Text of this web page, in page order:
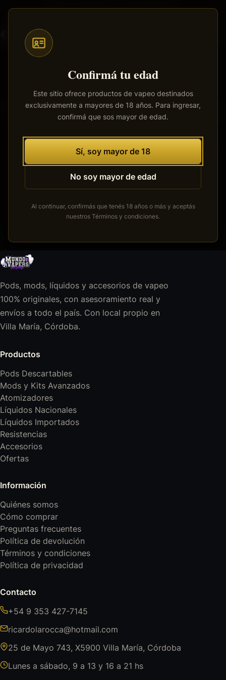
Confirmá tu edad
Este sitio ofrece productos de vapeo destinados
exclusivamente a mayores de 18 años. Para ingresar,
confirmá que sos mayor de edad.
Sí, soy mayor de 18
No soy mayor de edad
Al continuar, confirmás que tenés 18 años o más y aceptás
nuestros Términos y condiciones.
Saltar
contenido
principal
Envíos a todo el país· 100% productos originales
Tenemos grandes proyectos
Se está cocinando algo grande. Nuestra tienda está en
obras y pronto abrirá sus puertas.
Pods, mods, líquidos y accesorios de vapeo
100% originales, con asesoramiento real y
envíos a todo el país. Con local propio en
Villa María, Córdoba.
Productos
Pods Descartables
Mods y Kits Avanzados
Atomizadores
Líquidos Nacionales
Líquidos Importados
Resistencias
Accesorios
Ofertas
Información
Quiénes somos
Cómo comprar
Preguntas frecuentes
Política de devolución
Términos y condiciones
Política de privacidad
Contacto
+54 9 353 427-7145
ricardolarocca@hotmail.com
25 de Mayo 743, X5900 Villa María, Córdoba
Lunes a sábado, 9 a 13 y 16 a 21 hs